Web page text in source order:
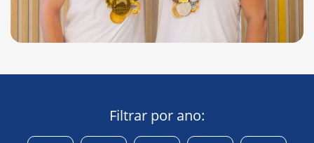
Filtrar por ano: